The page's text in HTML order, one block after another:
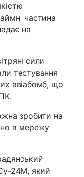
частина
на
сили
тестування
авіабомб, що
зробити на
в мережу
24М, який